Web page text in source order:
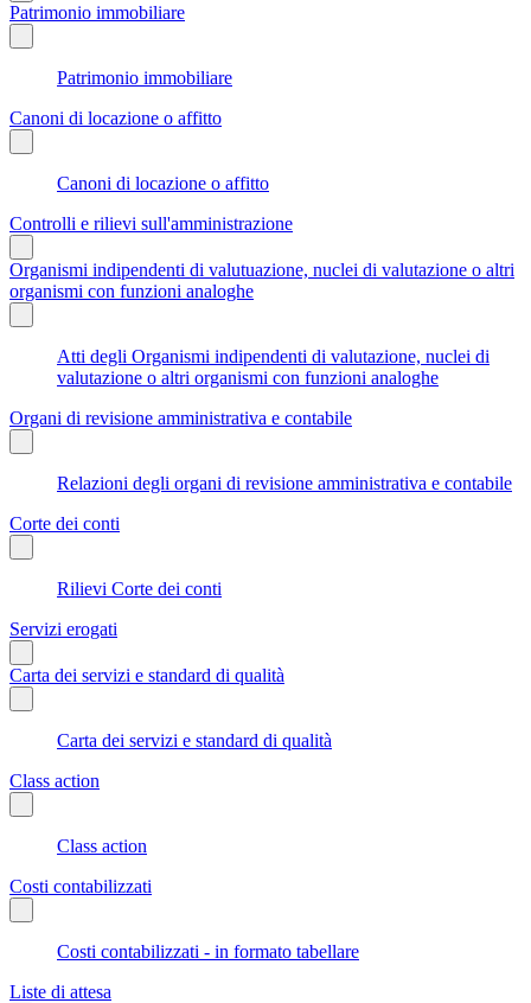
Patrimonio immobiliare
Patrimonio immobiliare
Canoni di locazione o affitto
Canoni di locazione o affitto
Controlli e rilievi sull'amministrazione
Organismi indipendenti di valutuazione, nuclei di valutazione o altri
organismi con funzioni analoghe
Atti degli Organismi indipendenti di valutazione, nuclei di
valutazione o altri organismi con funzioni analoghe
Organi di revisione amministrativa e contabile
Relazioni degli organi di revisione amministrativa e contabile
Corte dei conti
Rilievi Corte dei conti
Servizi erogati
Carta dei servizi e standard di qualità
Carta dei servizi e standard di qualità
Class action
Class action
Costi contabilizzati
Costi contabilizzati - in formato tabellare
Liste di attesa